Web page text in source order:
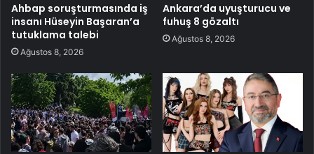
Ahbap soruşturmasında iş
insanı Hüseyin Başaran’a
tutuklama talebi
Ağustos 8, 2026
Ankara’da uyuşturucu ve
fuhuş 8 gözaltı
Ağustos 8, 2026